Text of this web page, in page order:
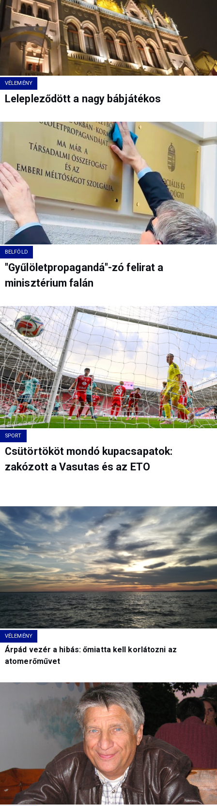
VÉLEMÉNY
Lelepleződött a nagy bábjátékos
BELFÖLD
"Gyűlöletpropagandá"-zó felirat a
minisztérium falán
SPORT
Csütörtököt mondó kupacsapatok:
zakózott a Vasutas és az ETO
VÉLEMÉNY
Árpád vezér a hibás: őmiatta kell korlátozni az
atomerőművet